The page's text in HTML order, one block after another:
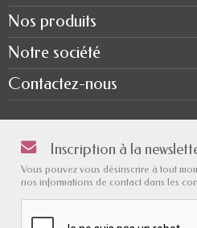
Nos produits
Notre société
Contactez-nous
Inscription à la
Vous pouvez vous désinscrire à tout
nos informations de contact dans les